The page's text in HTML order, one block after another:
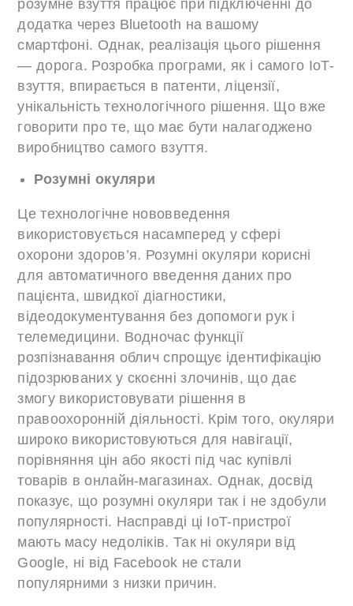
розумне взуття працює при підключенні до
додатка через Bluetooth на вашому
смартфоні. Однак, реалізація цього рішення
— дорога. Розробка програми, як і самого IoT-
взуття, впирається в патенти, ліцензії,
унікальність технологічного рішення. Що вже
говорити про те, що має бути налагоджено
виробництво самого взуття.
Розумні окуляри
Це технологічне нововведення
використовується насамперед у сфері
охорони здоров’я. Розумні окуляри корисні
для автоматичного введення даних про
пацієнта, швидкої діагностики,
відеодокументування без допомоги рук і
телемедицини. Водночас функції
розпізнавання облич спрощує ідентифікацію
підозрюваних у скоєнні злочинів, що дає
змогу використовувати рішення в
правоохоронній діяльності. Крім того, окуляри
широко використовуються для навігації,
порівняння цін або якості під час купівлі
товарів в онлайн-магазинах. Однак, досвід
показує, що розумні окуляри так і не здобули
популярності. Насправді ці IoT-пристрої
мають масу недоліків. Так ні окуляри від
Google, ні від Facebook не стали
популярними з низки причин.